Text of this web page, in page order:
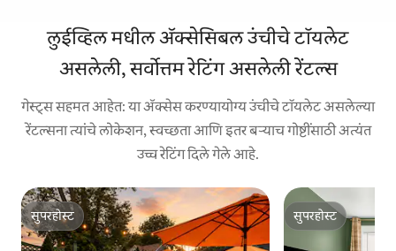
लुईव्हिल मधील ॲक्सेसिबल उंचीचे टॉयलेट
असलेली, सर्वोत्तम रेटिंग असलेली रेंटल्स
गेस्ट्स सहमत आहेत: या ॲक्सेस करण्यायोग्य उंचीचे टॉयलेट असलेल्या
रेंटल्सना त्यांचे लोकेशन, स्वच्छता आणि इतर बऱ्याच गोष्टींसाठी अत्यंत
उच्च रेटिंग दिले गेले आहे.
सुपरहोस्ट
सुपरहोस्ट
सुपरहोस्ट
सुपरहोस्ट